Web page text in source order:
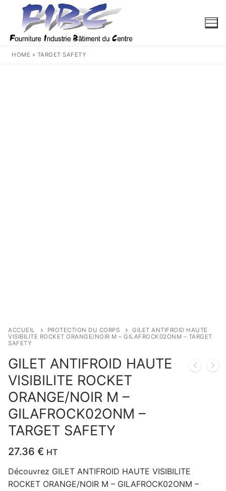
contenu
HOME » TARGET SAFETY
ACCUEIL PROTECTION DU CORPS
GILET ANTIFROID HAUTE
VISIBILITE ROCKET ORANGE/NOIR M – GILAFROCK02ONM – TARGET
SAFETY
GILET ANTIFROID HAUTE
VISIBILITE ROCKET
ORANGE/NOIR M –
GILAFROCK02ONM –
TARGET SAFETY
27.36 € HT
Découvrez GILET ANTIFROID HAUTE VISIBILITE
ROCKET ORANGE/NOIR M – GILAFROCK02ONM –